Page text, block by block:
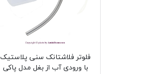
فلوتر فلاشتانک سنی پلاستیک
با ورودی آب از بغل مدل پاکی